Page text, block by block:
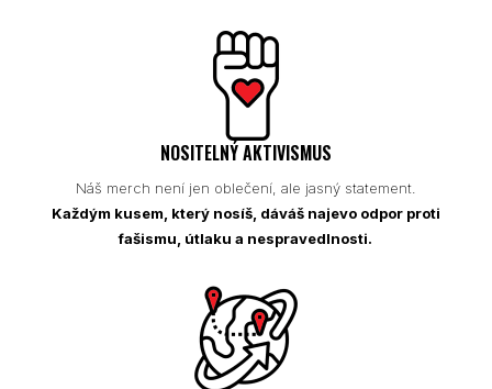
NOSITELNÝ AKTIVISMUS
Náš merch není jen oblečení, ale jasný statement.
Každým kusem, který nosíš, dáváš najevo odpor proti
fašismu, útlaku a nespravedlnosti.